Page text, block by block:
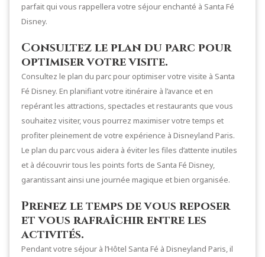
parfait qui vous rappellera votre séjour enchanté à Santa Fé
Disney.
Consultez le plan du parc pour
optimiser votre visite.
Consultez le plan du parc pour optimiser votre visite à Santa
Fé Disney. En planifiant votre itinéraire à l’avance et en
repérant les attractions, spectacles et restaurants que vous
souhaitez visiter, vous pourrez maximiser votre temps et
profiter pleinement de votre expérience à Disneyland Paris.
Le plan du parc vous aidera à éviter les files d’attente inutiles
et à découvrir tous les points forts de Santa Fé Disney,
garantissant ainsi une journée magique et bien organisée.
Prenez le temps de vous reposer
et vous rafraîchir entre les
activités.
Pendant votre séjour à l’Hôtel Santa Fé à Disneyland Paris, il